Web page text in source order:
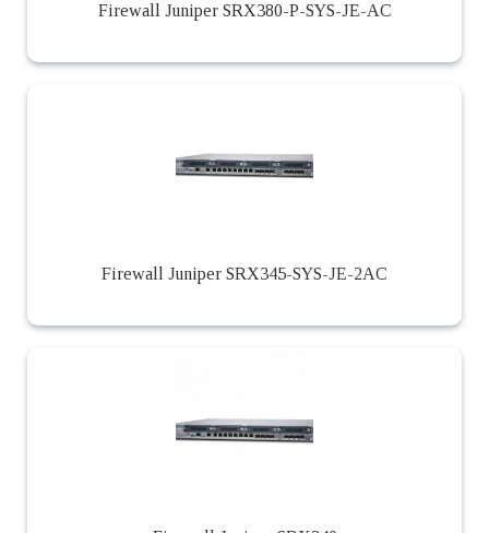
Firewall Juniper SRX380-P-SYS-JE-AC
Firewall Juniper SRX345-SYS-JE-2AC